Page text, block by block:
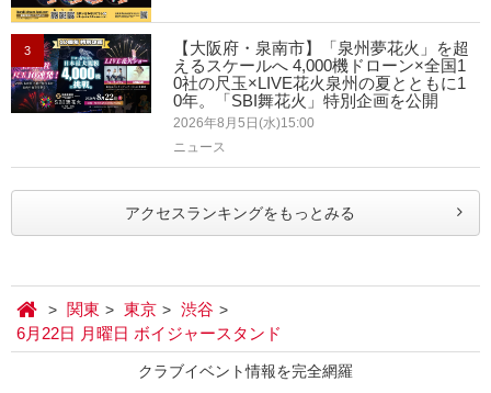
3
【大阪府・泉南市】「泉州夢花火」を超
えるスケールへ 4,000機ドローン×全国1
0社の尺玉×LIVE花火泉州の夏とともに1
0年。「SBI舞花火」特別企画を公開
2026年8月5日(水)15:00
ニュース
アクセスランキングをもっとみる
関東 東京
渋谷
6月22日 月曜日 ボイジャースタンド
クラブイベント情報を完全網羅